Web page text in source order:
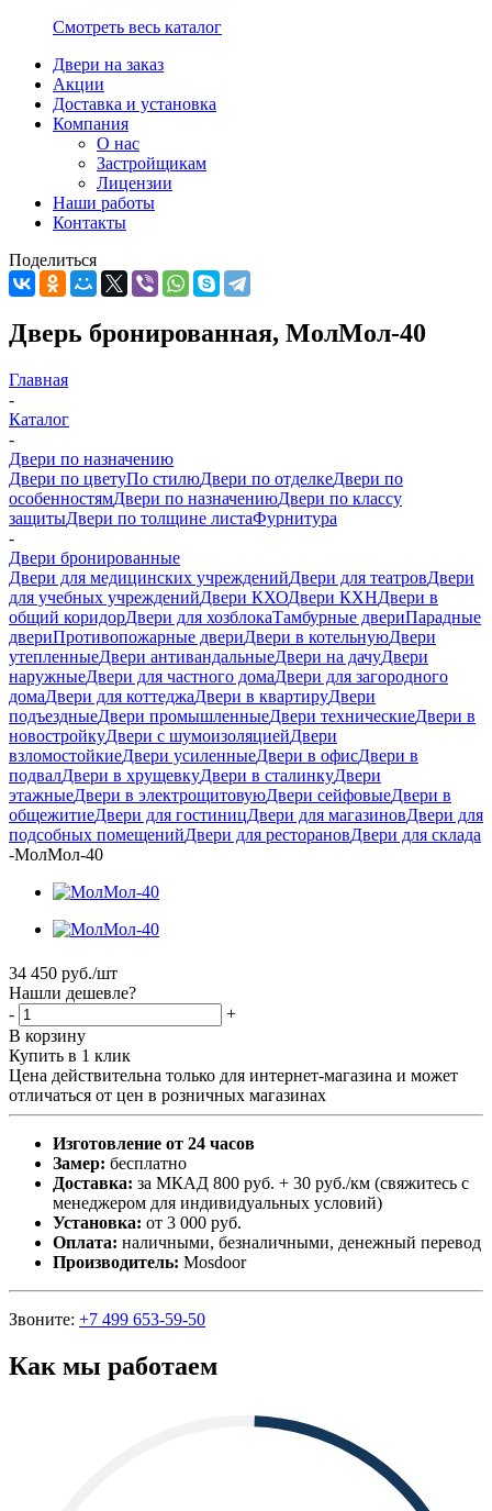
Смотреть весь каталог
Двери на заказ
Акции
Доставка и установка
Компания
О нас
Застройщикам
Лицензии
Наши работы
Контакты
Поделиться
Дверь бронированная, МолМол-40
Главная
-
Каталог
-
Двери по назначению
Двери по цветуПо стилюДвери по отделкеДвери по
особенностямДвери по назначениюДвери по классу
защитыДвери по толщине листаФурнитура
-
Двери бронированные
Двери для медицинских учрежденийДвери для театровДвери
для учебных учрежденийДвери КХОДвери КХНДвери в
общий коридорДвери для хозблокаТамбурные двериПарадные
двериПротивопожарные двериДвери в котельнуюДвери
утепленныеДвери антивандальныеДвери на дачуДвери
наружныеДвери для частного домаДвери для загородного
домаДвери для коттеджаДвери в квартируДвери
подъездныеДвери промышленныеДвери техническиеДвери в
новостройкуДвери с шумоизоляциейДвери
взломостойкиеДвери усиленныеДвери в офисДвери в
подвалДвери в хрущевкуДвери в сталинкуДвери
этажныеДвери в электрощитовуюДвери сейфовыеДвери в
общежитиеДвери для гостиницДвери для магазиновДвери для
подсобных помещенийДвери для ресторановДвери для склада
-МолМол-40
34 450 руб./шт
Нашли дешевле?
-
+
В корзину
Купить в 1 клик
Цена действительна только для интернет-магазина и может
отличаться от цен в розничных магазинах
Изготовление от 24 часов
Замер: бесплатно
Доставка: за МКАД 800 руб. + 30 руб./км (свяжитесь с
менеджером для индивидуальных условий)
Установка: от 3 000 руб.
Оплата: наличными, безналичными, денежный перевод
Производитель: Mosdoor
Звоните: +7 499 653-59-50
Как мы работаем